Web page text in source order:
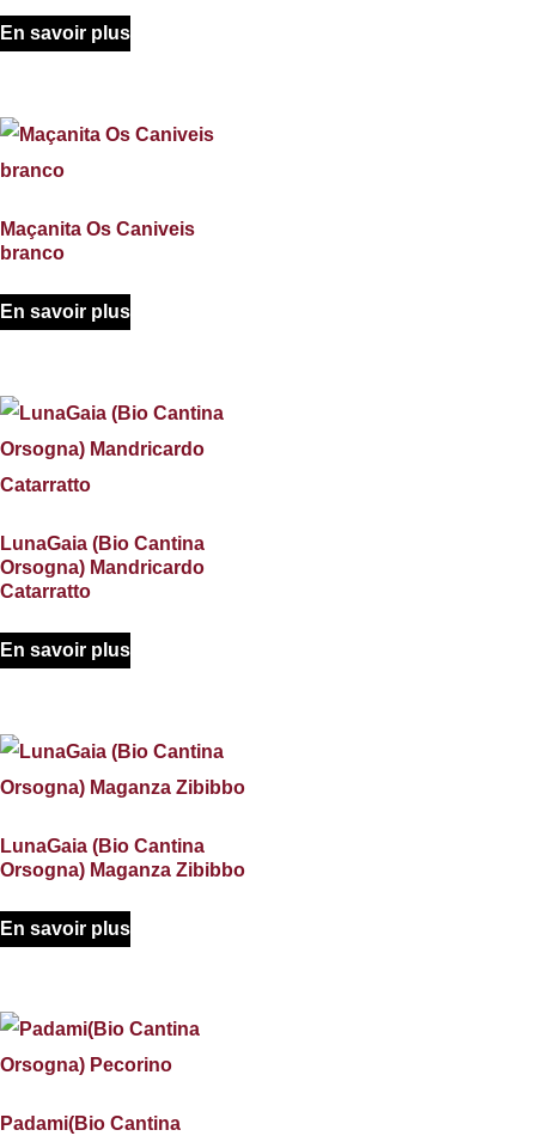
En savoir plus
Maçanita Os Caniveis
branco
En savoir plus
LunaGaia (Bio Cantina
Orsogna) Mandricardo
Catarratto
En savoir plus
LunaGaia (Bio Cantina
Orsogna) Maganza Zibibbo
En savoir plus
Padami(Bio Cantina